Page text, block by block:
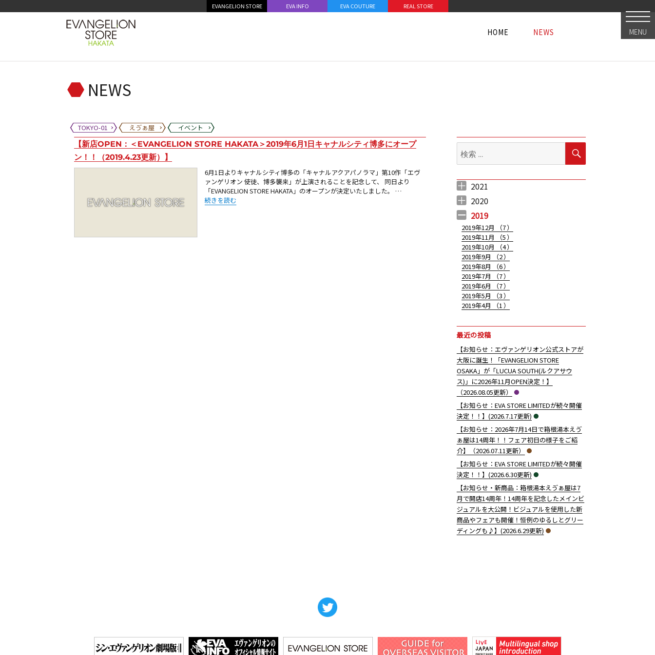
MENU
EVANGELION STORE EVA INFO EVA COUTURE REAL STORE
HOME
HOME
HOME
NEWS
NEWS
NEWS
NEWS
TOKYO-01 えゔぁ屋
イベント
【新店OPEN：＜EVANGELION STORE HAKATA＞2019年6月1日キャナルシティ博多にオープ
ン！！（2019.4.23更新）】
6月1日よりキャナルシティ博多の「キャナルアクアパノラマ」第10作「エヴ
ァンゲリオン 使徒、博多襲来」が上演されることを記念して、 同日より
「EVANGELION STORE HAKATA」のオープンが決定いたしました。 …
“【新店OPEN：＜EVANGELION STORE HAKATA＞2019年6月1日キャナルシティ博多にオープン！！（2019.4.23更新）】” の
続きを読む
索:
検
2021
2021年5月 （
2021年4月 （
2021年3月 （
2021年2月 （
2021年1月 （
2020
2020年12月 （
2020年11月 （
2020年10月 （
2020年9月 （
2020年8月 （
2020年7月 （
2020年6月 （
2020年5月 （
2020年4月 （
2020年3月 （
2020年2月 （
2020年1月 （
2019
2019年12月 （7）
2019年11月 （5）
2019年10月 （4）
2019年9月 （2）
2019年8月 （6）
2019年7月 （7）
2019年6月 （7）
2019年5月 （3）
2019年4月 （1）
最近の投稿
【お知らせ：エヴァンゲリオン公式ストアが
大阪に誕生！「EVANGELION STORE
OSAKA」が「LUCUA SOUTH(ルクアサウ
ス)」に2026年11月OPEN決定！】
（2026.08.05更新）
【お知らせ：EVA STORE LIMITEDが続々開催
決定！！】(2026.7.17更新)
【お知らせ：2026年7月14日で箱根湯本えゔ
ぁ屋は14周年！！フェア初日の様子をご紹
介】（2026.07.11更新）
【お知らせ：EVA STORE LIMITEDが続々開催
決定！！】(2026.6.30更新)
【お知らせ・新商品：箱根湯本えゔぁ屋は7
月で開店14周年！14周年を記念したメインビ
ジュアルを大公開！ビジュアルを使用した新
商品やフェアも開催！恒例のゆるしとグリー
ディングも♪】(2026.6.29更新)